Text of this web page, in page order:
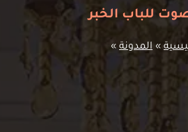
للباب الخبر
» المدونة »